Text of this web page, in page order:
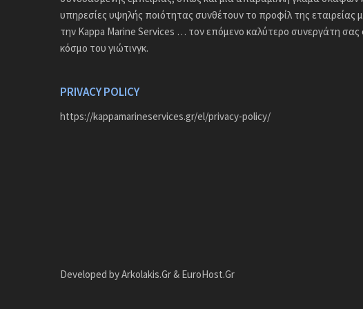
υπηρεσίες υψηλής ποιότητας συνθέτουν το προφίλ της εταιρείας
την Kappa Marine Services … τον επόμενο καλύτερο συνεργάτη σας
κόσμο του γιώτινγκ.
PRIVACY POLICY
https://kappamarineservices.gr/el/privacy-policy/
Developed byArkolakis.Gr& EuroHost.Gr